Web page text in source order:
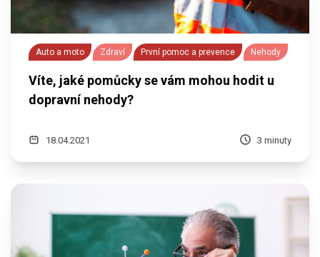
Auto a moto Zdraví První pomoc a prevence Nehody
Víte, jaké pomůcky se vám mohou hodit u
dopravní nehody?
18.04.2021 3 minuty